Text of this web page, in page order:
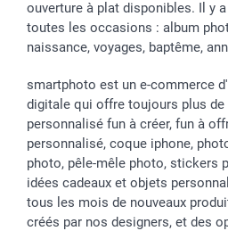
ouverture à plat disponibles. Il y
toutes les occasions : album
naissance, voyages, baptême,
smartphoto est un e-commerce
digitale qui offre toujours plus de
personnalisé fun à créer, fun à
personnalisé, coque iphone,
photo, pêle-mêle photo, stickers
idées cadeaux et objets
tous les mois de nouveaux
créés par nos designers, et des